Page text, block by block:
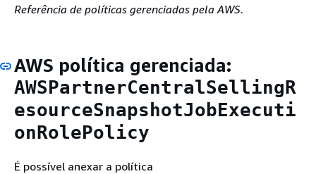
Referência de políticas gerenciadas pela AWS.
AWS política gerenciada:
AWSPartnerCentralSellingR
esourceSnapshotJobExecuti
onRolePolicy
É possível anexar a política